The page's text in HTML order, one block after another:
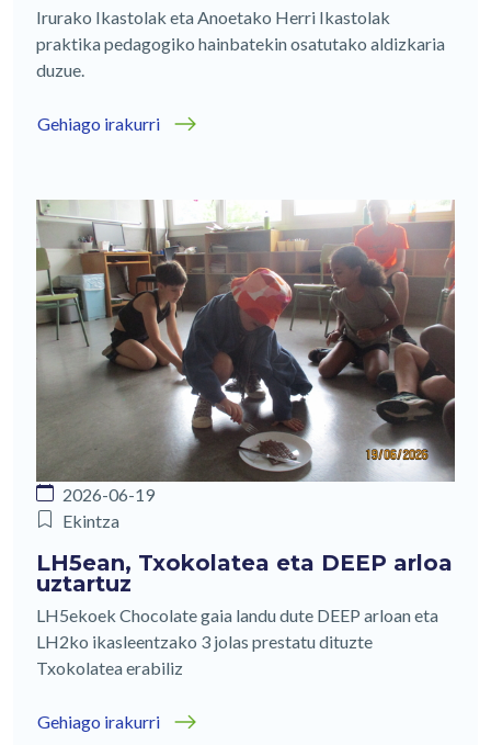
Irurako Ikastolak eta Anoetako Herri Ikastolak
praktika pedagogiko hainbatekin osatutako aldizkaria
duzue.
Gehiago irakurri
2026-06-19
Ekintza
LH5ean, Txokolatea eta DEEP arloa
uztartuz
LH5ekoek Chocolate gaia landu dute DEEP arloan eta
LH2ko ikasleentzako 3 jolas prestatu dituzte
Txokolatea erabiliz
Gehiago irakurri